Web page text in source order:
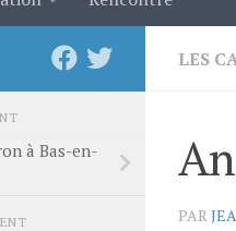
LES
PAR
à Bas-en-